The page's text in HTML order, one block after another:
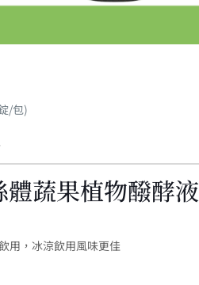
/包)
蔬果植物醱酵液
用，冰涼飲用風味更佳